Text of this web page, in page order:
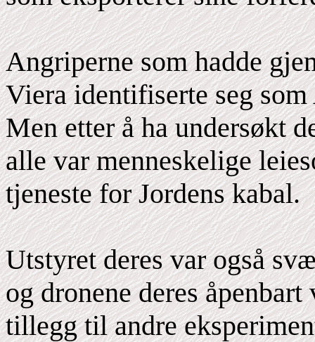
Angriperne som hadde
Viera identifiserte seg
Men etter å ha undersøkt
alle var menneskelige
tjeneste for Jordens kabal.
Utstyret deres var også
og dronene deres
tillegg til andre